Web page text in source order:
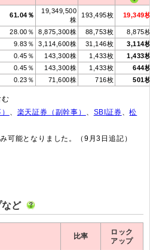
61.04％
19,349,500
株
193,495枚 19,349
28.00％ 8,875,300株 88,753枚
8,875
9.83％ 3,114,600株 31,146枚 3,114
0.45％ 143,300株 1,433枚
1,433
0.45％ 143,300株 1,433枚
644
0.23％ 71,600株 716枚 501
楽天証券（副幹事） SBI証券 、松
可能となりました。（9月3日追記）
ど
比率
ロック
アップ